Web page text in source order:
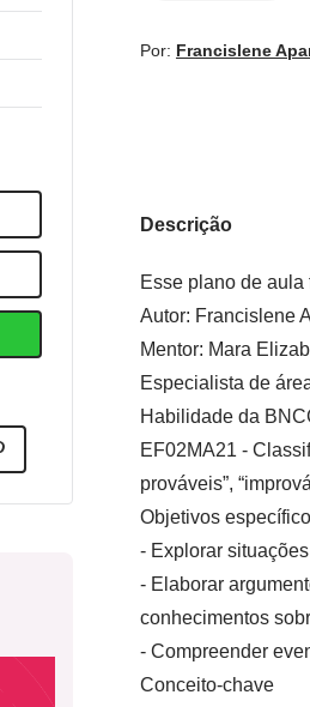
Por: Francislene
Descrição
Esse plano de
Autor: Francislene
Mentor: Mara
Especialista de
Habilidade da
EF02MA21 -
prováveis”,
Objetivos
- Explorar
- Elaborar
conhecimentos
- Compreender
Conceito-chave